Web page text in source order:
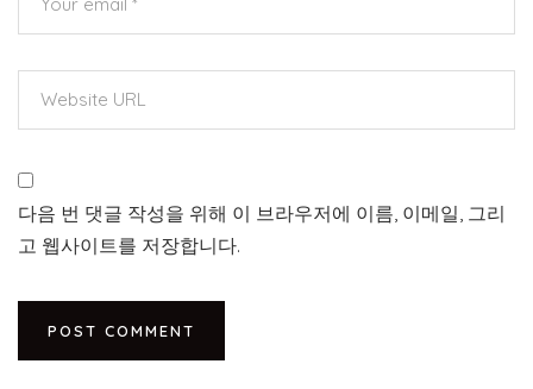
다음 번 댓글 작성을 위해 이 브라우저에 이름, 이메일, 그리
고 웹사이트를 저장합니다.